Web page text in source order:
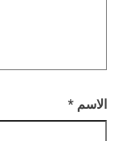
الاسم *